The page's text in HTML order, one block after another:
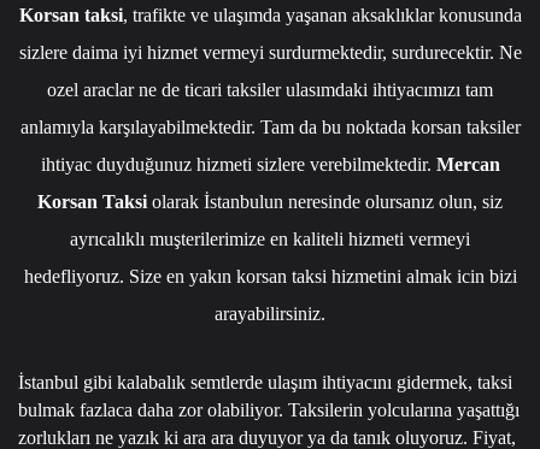
Korsan taksi, trafikte ve ulaşımda yaşanan aksaklıklar konusunda
sizlere daima iyi hizmet vermeyi surdurmektedir, surdurecektir. Ne
ozel araclar ne de ticari taksiler ulasımdaki ihtiyacımızı tam
anlamıyla karşılayabilmektedir. Tam da bu noktada korsan taksiler
ihtiyac duyduğunuz hizmeti sizlere verebilmektedir. Mercan
Korsan Taksi olarak İstanbulun neresinde olursanız olun, siz
ayrıcalıklı muşterilerimize en kaliteli hizmeti vermeyi
hedefliyoruz. Size en yakın korsan taksi hizmetini almak icin bizi
arayabilirsiniz.
İstanbul gibi kalabalık semtlerde ulaşım ihtiyacını gidermek, taksi
bulmak fazlaca daha zor olabiliyor. Taksilerin yolcularına yaşattığı
zorlukları ne yazık ki ara ara duyuyor ya da tanık oluyoruz. Fiyat,